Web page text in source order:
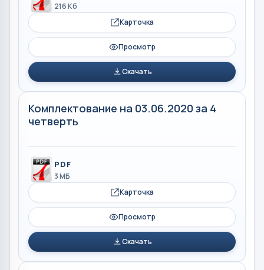
216 Кб
Карточка
Просмотр
Скачать
Комплектование на 03.06.2020 за 4
четверть
PDF
3 МБ
Карточка
Просмотр
Скачать